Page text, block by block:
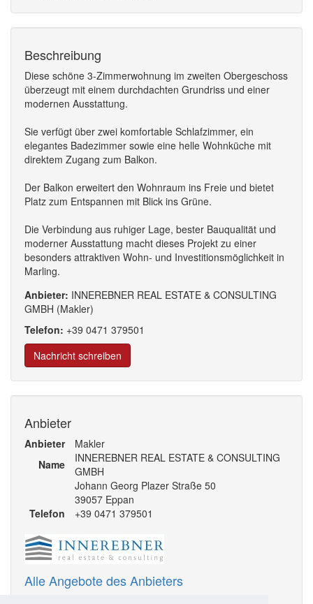
Beschreibung
Diese schöne 3-Zimmerwohnung im zweiten Obergeschoss
überzeugt mit einem durchdachten Grundriss und einer
modernen Ausstattung.
Sie verfügt über zwei komfortable Schlafzimmer, ein
elegantes Badezimmer sowie eine helle Wohnküche mit
direktem Zugang zum Balkon.
Der Balkon erweitert den Wohnraum ins Freie und bietet
Platz zum Entspannen mit Blick ins Grüne.
Die Verbindung aus ruhiger Lage, bester Bauqualität und
moderner Ausstattung macht dieses Projekt zu einer
besonders attraktiven Wohn- und Investitionsmöglichkeit in
Marling.
Anbieter: INNEREBNER REAL ESTATE & CONSULTING
GMBH (Makler)
Telefon: +39 0471 379501
Nachricht schreiben
Anbieter
Anbieter
Makler
Name
INNEREBNER REAL ESTATE & CONSULTING
GMBH
Johann Georg Plazer Straße 50
39057 Eppan
Telefon
+39 0471 379501
Alle Angebote des Anbieters